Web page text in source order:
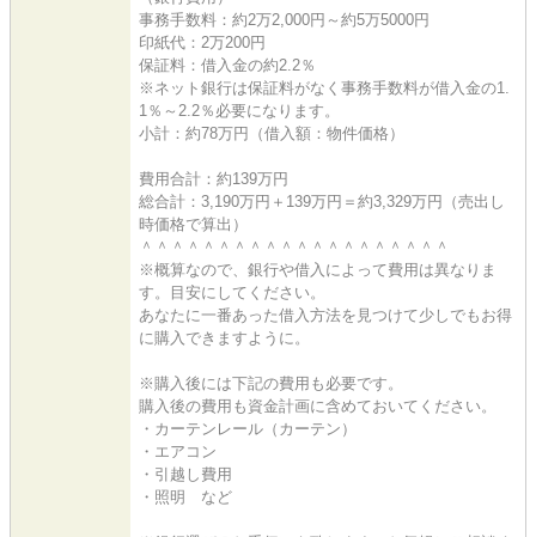
事務手数料：約2万2,000円～約5万5000円
印紙代：2万200円
保証料：借入金の約2.2％
※ネット銀行は保証料がなく事務手数料が借入金の1.
1％～2.2％必要になります。
小計：約78万円（借入額：物件価格）
費用合計：約139万円
総合計：3,190万円＋139万円＝約3,329万円（売出し
時価格で算出）
＾＾＾＾＾＾＾＾＾＾＾＾＾＾＾＾＾＾＾＾
※概算なので、銀行や借入によって費用は異なりま
す。目安にしてください。
あなたに一番あった借入方法を見つけて少しでもお得
に購入できますように。
※購入後には下記の費用も必要です。
購入後の費用も資金計画に含めておいてください。
・カーテンレール（カーテン）
・エアコン
・引越し費用
・照明 など